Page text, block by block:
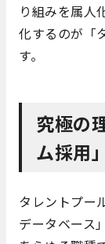
り組みを属人
化するのが「
す。
究極の
ム採用」
タレントプー
データベース